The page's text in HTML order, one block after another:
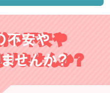
不安や
せんか？